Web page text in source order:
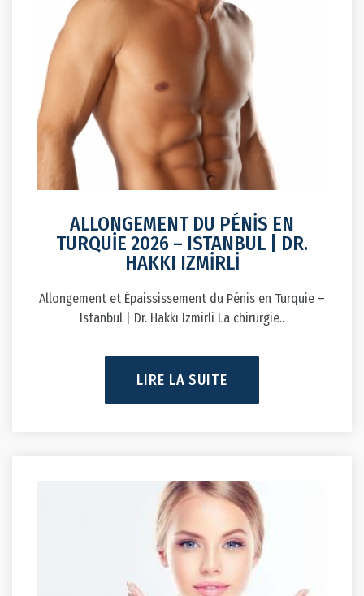
ALLONGEMENT DU PÉNİS EN
TURQUİE 2026 – ISTANBUL | DR.
HAKKI IZMİRLİ
Allongement et Épaississement du Pénis en Turquie –
Istanbul | Dr. Hakkı Izmirli La chirurgie..
LIRE LA SUITE